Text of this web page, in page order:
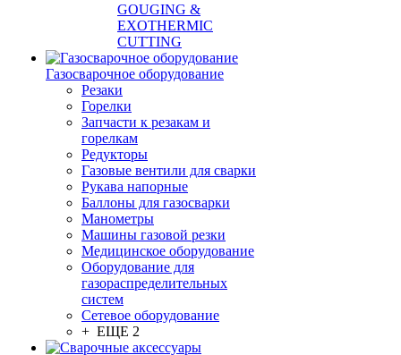
GOUGING &
EXOTHERMIC
CUTTING
Газосварочное оборудование
Резаки
Горелки
Запчасти к резакам и
горелкам
Редукторы
Газовые вентили для сварки
Рукава напорные
Баллоны для газосварки
Манометры
Машины газовой резки
Медицинское оборудование
Оборудование для
газораспределительных
систем
Сетевое оборудование
+ ЕЩЕ 2